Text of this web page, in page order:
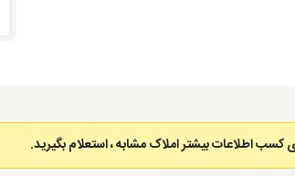
کسب اطلاعات بیشتر املاک مشابه ، استعلام بگیرید.